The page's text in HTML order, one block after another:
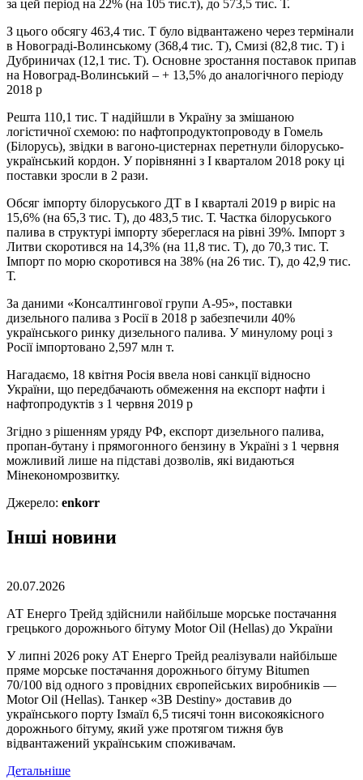
за цей період на 22% (на 105 тис.т), до 573,5 тис. Т.
З цього обсягу 463,4 тис. Т було відвантажено через термінали
в Новограді-Волинському (368,4 тис. Т), Смизі (82,8 тис. Т) і
Дубриничах (12,1 тис. Т). Основне зростання поставок припав
на Новоград-Волинський – + 13,5% до аналогічного періоду
2018 р
Решта 110,1 тис. Т надійшли в Україну за змішаною
логістичної схемою: по нафтопродуктопроводу в Гомель
(Білорусь), звідки в вагоно-цистернах перетнули білорусько-
український кордон. У порівнянні з І кварталом 2018 року ці
поставки зросли в 2 рази.
Обсяг імпорту білоруського ДТ в І кварталі 2019 р виріс на
15,6% (на 65,3 тис. Т), до 483,5 тис. Т. Частка білоруського
палива в структурі імпорту збереглася на рівні 39%. Імпорт з
Литви скоротився на 14,3% (на 11,8 тис. Т), до 70,3 тис. Т.
Імпорт по морю скоротився на 38% (на 26 тис. Т), до 42,9 тис.
Т.
За даними «Консалтингової групи А-95», поставки
дизельного палива з Росії в 2018 р забезпечили 40%
українського ринку дизельного палива. У минулому році з
Росії імпортовано 2,597 млн ​​т.
Нагадаємо, 18 квітня Росія ввела нові санкції відносно
України, що передбачають обмеження на експорт нафти і
нафтопродуктів з 1 червня 2019 р
Згідно з рішенням уряду РФ, експорт дизельного палива,
пропан-бутану і прямогонного бензину в Україні з 1 червня
можливий лише на підставі дозволів, які видаються
Мінекономрозвитку.
Джерело: enkorr
Інші новини
20.07.2026
АТ Енерго Трейд здійснили найбільше морське постачання
грецького дорожнього бітуму Motor Oil (Hellas) до України
У липні 2026 року АТ Енерго Трейд реалізували найбільше
пряме морське постачання дорожнього бітуму Bitumen
70/100 від одного з провідних європейських виробників —
Motor Oil (Hellas). Танкер «3B Destiny» доставив до
українського порту Ізмаїл 6,5 тисячі тонн високоякісного
дорожнього бітуму, який уже протягом тижня був
відвантажений українським споживачам.
Детальніше